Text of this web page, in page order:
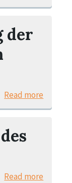
der
Read more
Read more